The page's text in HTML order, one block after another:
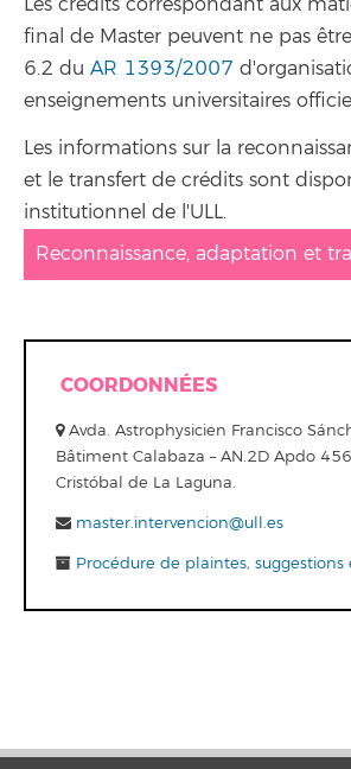
final de Master peuvent ne pas
6.2 du AR 1393/2007
enseignements universitaires
Les informations sur la
et le transfert de crédits sont
institutionnel de l'ULL.
Reconnaissance, adaptation et
COORDONNÉES
Avda. Astrophysicien Francisco
Bâtiment Calabaza – AN.2D Apdo
Cristóbal de La Laguna.
master.intervencion@ull.es
Procédure de plaintes,